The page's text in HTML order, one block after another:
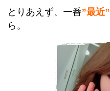
とりあえず、一番”最近”
ら。